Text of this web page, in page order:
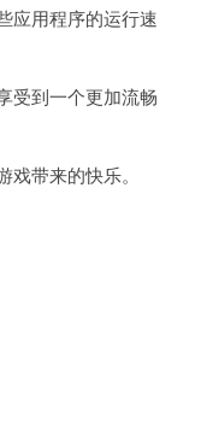
应用程序的运行速
受到一个更加流畅
带来的快乐。